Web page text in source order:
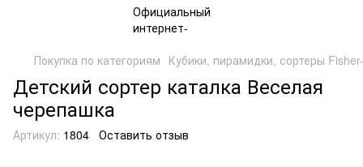
Покупка по категориям Кубики, пирамидки, сортеры
Детский сортер каталка Веселая
черепашка
Артикул: 1804 Оставить отзыв